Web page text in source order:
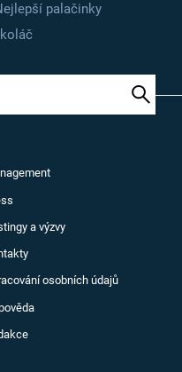
palačinky
a výzvy
osobních údajů